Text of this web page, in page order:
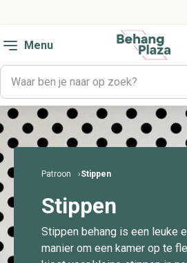
Menu
Patroon Stippen
Stippen
Stippen behang is een leuke
manier om een kamer op te